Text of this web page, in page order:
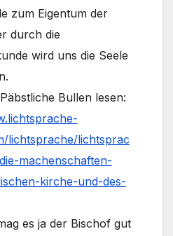
zum Eigentum der
durch die
wird uns die Seele
Bullen lesen:
lichtsprache/lichtsprac
machenschaften-
kirche-und-des-
es ja der Bischof gut